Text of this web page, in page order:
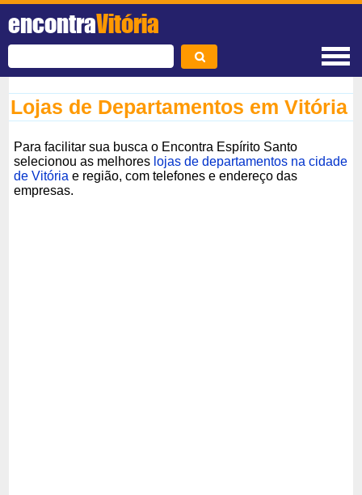
encontraVitória
Lojas de Departamentos em Vitória
Para facilitar sua busca o Encontra Espírito Santo
selecionou as melhores lojas de departamentos na cidade
de Vitória e região, com telefones e endereço das
empresas.